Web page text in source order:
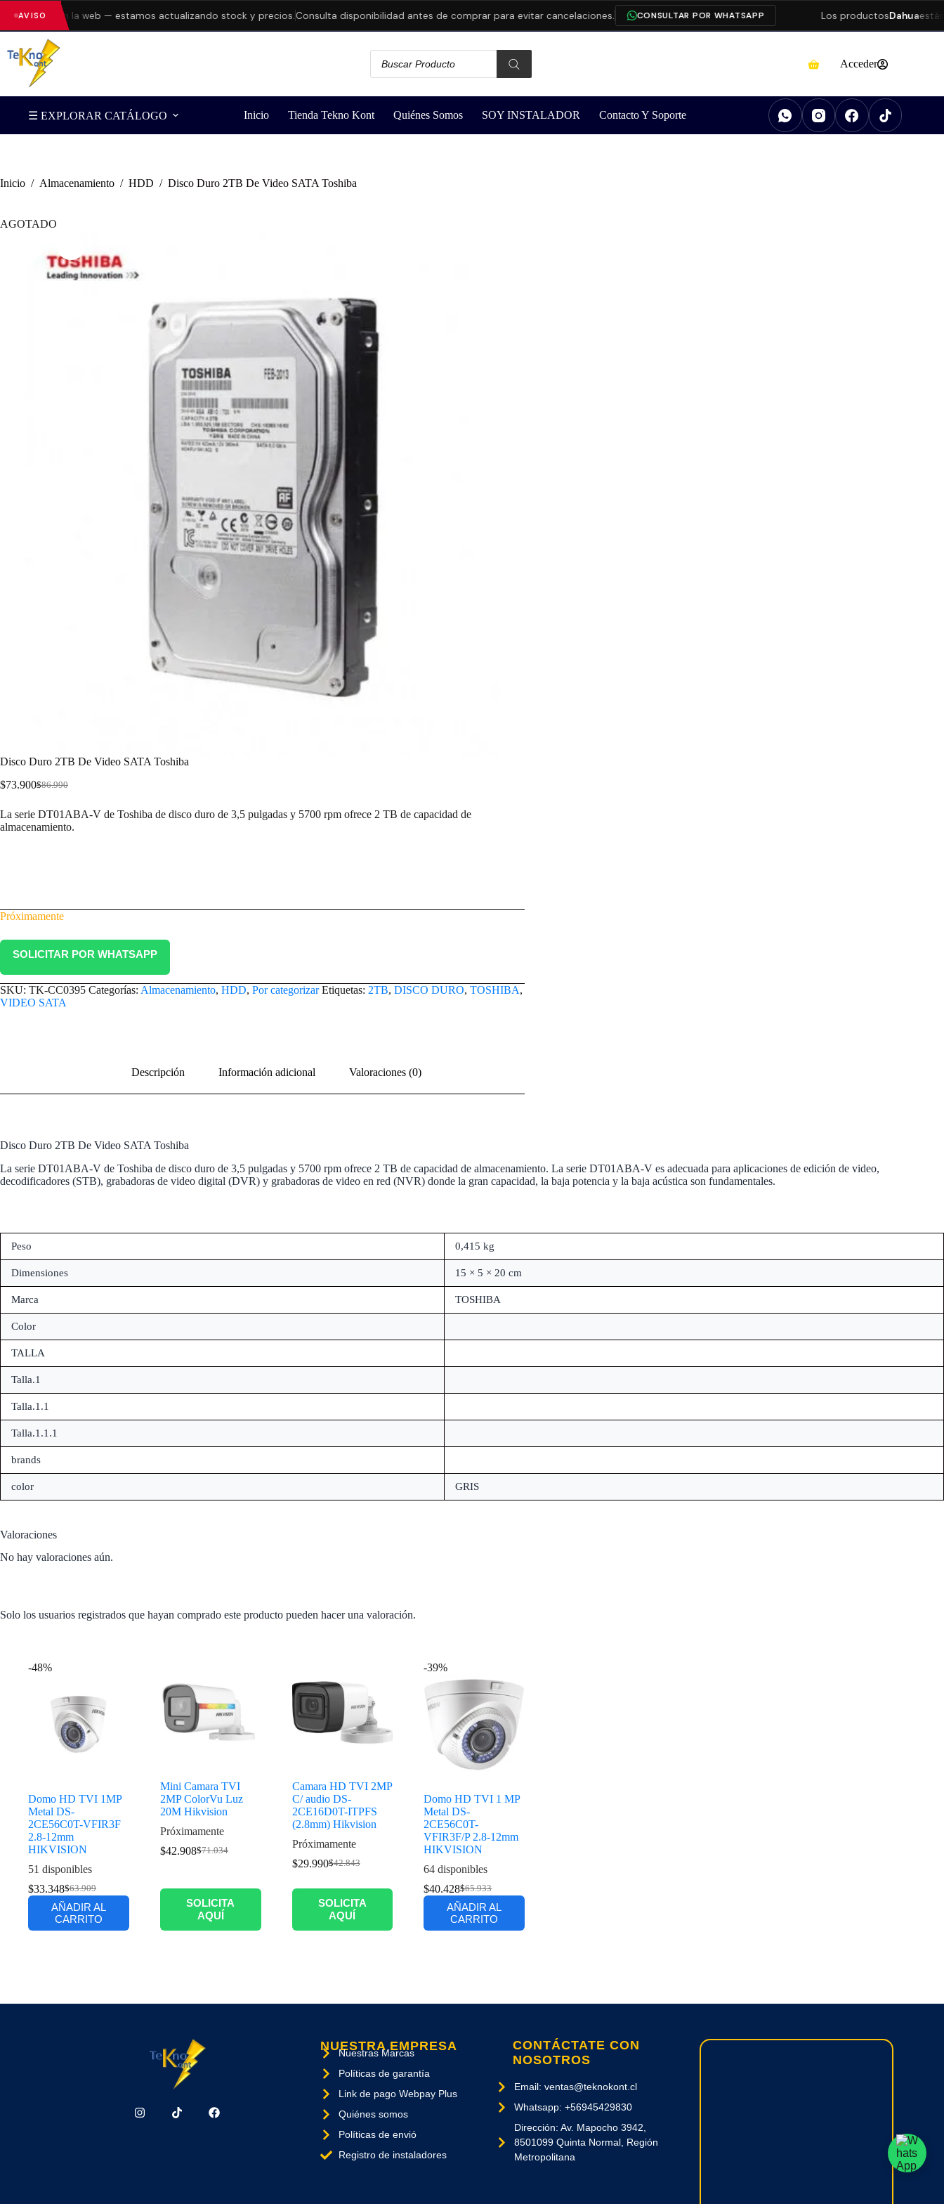
AVISOen la web — estamos actualizando stock y precios.Consulta disponibilidad antes de comprar para evitar cancelaciones. CONSULTAR POR WHATSAPP Los productosDahuaestán
Acceder
☰ EXPLORAR CATÁLOGO Inicio Tienda Tekno Kont Quiénes Somos SOY INSTALADOR Contacto Y Soporte
Inicio / Almacenamiento / HDD / Disco Duro 2TB De Video SATA Toshiba
AGOTADO
Disco Duro 2TB De Video SATA Toshiba
$86.990
$73.900
La serie DT01ABA-V de Toshiba de disco duro de 3,5 pulgadas y 5700 rpm ofrece 2 TB de capacidad de
almacenamiento.
Próximamente
SOLICITAR POR WHATSAPP
SKU: TK-CC0395 Categorías: Almacenamiento, HDD, Por categorizar Etiquetas: 2TB, DISCO DURO, TOSHIBA,
VIDEO SATA
Descripción Información adicional Valoraciones (0)
Disco Duro 2TB De Video SATA Toshiba
La serie DT01ABA-V de Toshiba de disco duro de 3,5 pulgadas y 5700 rpm ofrece 2 TB de capacidad de almacenamiento. La serie DT01ABA-V es adecuada para aplicaciones de edición de video,
decodificadores (STB), grabadoras de video digital (DVR) y grabadoras de video en red (NVR) donde la gran capacidad, la baja potencia y la baja acústica son fundamentales.
Peso 0,415 kg
Dimensiones 15 × 5 × 20 cm
Marca TOSHIBA
Color
TALLA
Talla.1
Talla.1.1
Talla.1.1.1
brands
color GRIS
Valoraciones
No hay valoraciones aún.
Solo los usuarios registrados que hayan comprado este producto pueden hacer una valoración.
-48%
Domo HD TVI 1MP
Metal DS-
2CE56C0T-VFIR3F
2.8-12mm
HIKVISION
51 disponibles
$63.909
$33.348
AÑADIR AL
CARRITO
Mini Camara TVI
2MP ColorVu Luz
20M Hikvision
Próximamente
$71.034
$42.908
SOLICITA
AQUÍ
Camara HD TVI 2MP
C/ audio DS-
2CE16D0T-ITPFS
(2.8mm) Hikvision
Próximamente
$42.843
$29.990
SOLICITA
AQUÍ
-39%
Domo HD TVI 1 MP
Metal DS-
2CE56C0T-
VFIR3F/P 2.8-12mm
HIKVISION
64 disponibles
$65.933
$40.428
AÑADIR AL
CARRITO
NUESTRA EMPRESA
Nuestras Marcas
Políticas de garantía
Link de pago Webpay Plus
Quiénes somos
Políticas de envió
Registro de instaladores
CONTÁCTATE CON
NOSOTROS
Email: ventas@teknokont.cl
Whatsapp: +56945429830
Dirección: Av. Mapocho 3942,
8501099 Quinta Normal, Región
Metropolitana